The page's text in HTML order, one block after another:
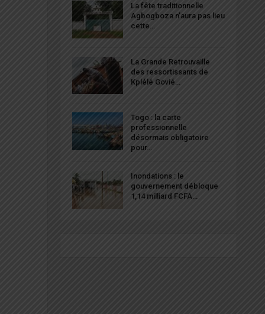
La fête traditionnelle
Agbogboza n’aura pas lieu
cette…
La Grande Retrouvaille
des ressortissants de
Kplélé Govié…
Togo : la carte
professionnelle
désormais obligatoire
pour…
Inondations : le
gouvernement débloque
1,14 milliard FCFA…